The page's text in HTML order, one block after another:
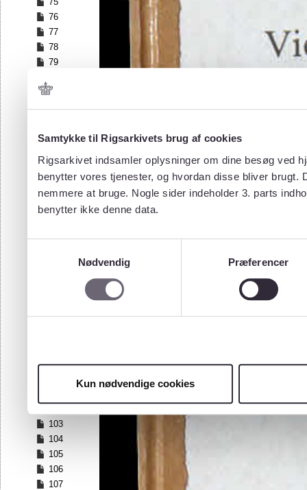
Samtykke til Rigsarkivets brug af cookies
Rigsarkivet indsamler oplysninger om dine besøg ved
benytter vores tjenester, og hvordan disse bliver
nemmere at bruge. Nogle sider indeholder 3. parts
benytter ikke denne data.
Nødvendig
Præferencer
Kun nødvendige cookies
76
77
78
79
81
82
84
86
87
88
89
96
99
103
104
105
106
107